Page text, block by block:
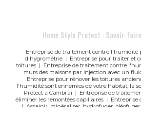
Home Style Protect : Savoir-
Entreprise de traitement contre l'humidité
d'hygrométrie| Entreprise pour traiter et
toitures| Entreprise de traitement contre
murs des maisons par injection avec un
Entreprise pour rénover les toitures
l'humidité sont ennemies de votre habitat, la
Protect à Cambrai | Entreprise de
éliminer les remontées capillaires| Entreprise
| Assainir, minéraliser, hydrofuger,